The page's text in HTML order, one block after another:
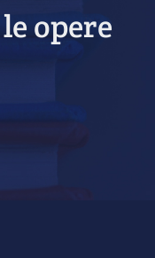
opere